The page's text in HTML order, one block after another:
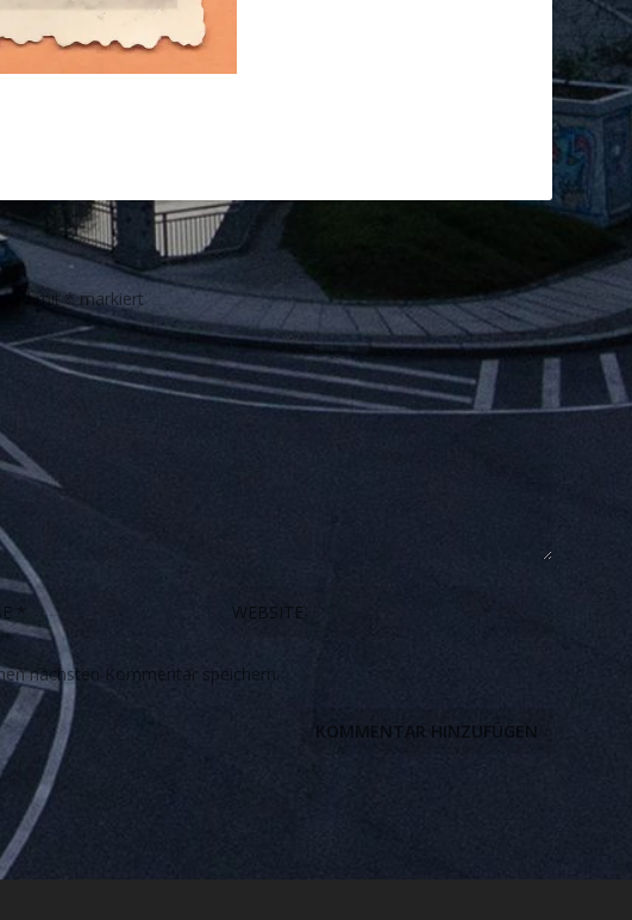
sind mit*markiert
nächsten Kommentar speichern.